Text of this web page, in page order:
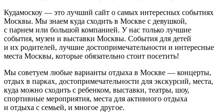
Кудамоскоу — это лучший сайт о самых интересных событиях
Москвы. Мы знаем куда сходить в Москве с девушкой,
с парнем или большой компанией. У нас только лучшие
события, музеи и выставки Москвы. События для детей
и их родителей, лучшие достопримечательности и интересные
места Москвы, которые обязательно стоит посетить!
Мы советуем любые варианты отдыха в Москве — концерты,
отдых в парках, достопримечательности для экскурсий, места,
куда можно сходить с ребенком, выставки, театры, шоу,
спортивные мероприятия, места для активного отдыха
и отдыха с семьей, и многое другое.